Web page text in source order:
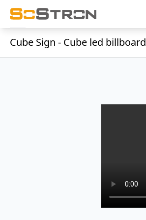
Cube Sign - Cube led billboard